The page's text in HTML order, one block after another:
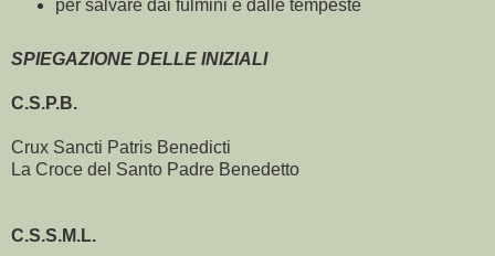
per salvare dai fulmini e dalle tempeste
SPIEGAZIONE DELLE INIZIALI
C.S.P.B.
Crux Sancti Patris Benedicti
La Croce del Santo Padre Benedetto
C.S.S.M.L.